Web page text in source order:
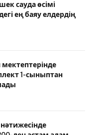
сауда өсімі
ең баяу елдердің
мектептерінде
1-сыныптан